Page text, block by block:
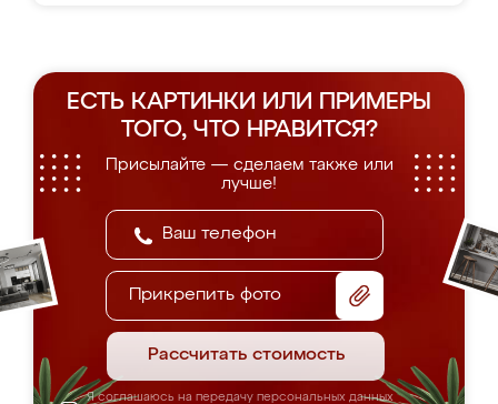
ЕСТЬ КАРТИНКИ ИЛИ ПРИМЕРЫ
ТОГО, ЧТО НРАВИТСЯ?
Присылайте — сделаем также или
лучше!
Прикрепить фото
Рассчитать стоимость
Я соглашаюсь на передачу персональных данных